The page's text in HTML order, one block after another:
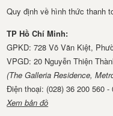
Quy định về hình thức thanh
TP Hồ Chí Minh:
GPKD: 728 Võ Văn Kiệt,
VPGD: 20 Nguyễn Thiện
(The Galleria Residence,
Điện thoại: (028) 36 200 560 -
Xem bản đồ